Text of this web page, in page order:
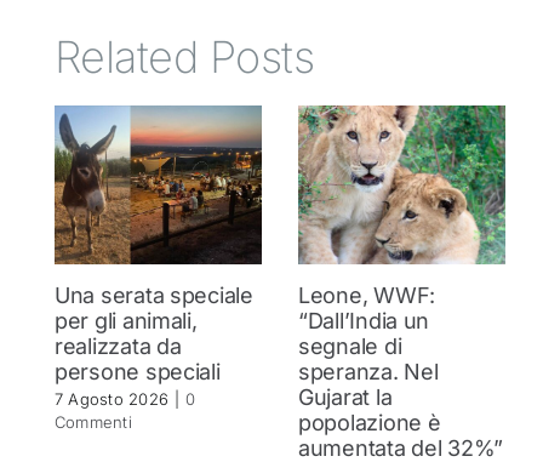
RUBRICHE
SEMPRE CON ME
Related Posts
Una serata speciale
per gli animali,
realizzata da
persone speciali
7 Agosto 2026
0
Commenti
Leone, WWF:
“Dall’India un
segnale di
speranza. Nel
Gujarat la
popolazione è
aumentata del 32%”